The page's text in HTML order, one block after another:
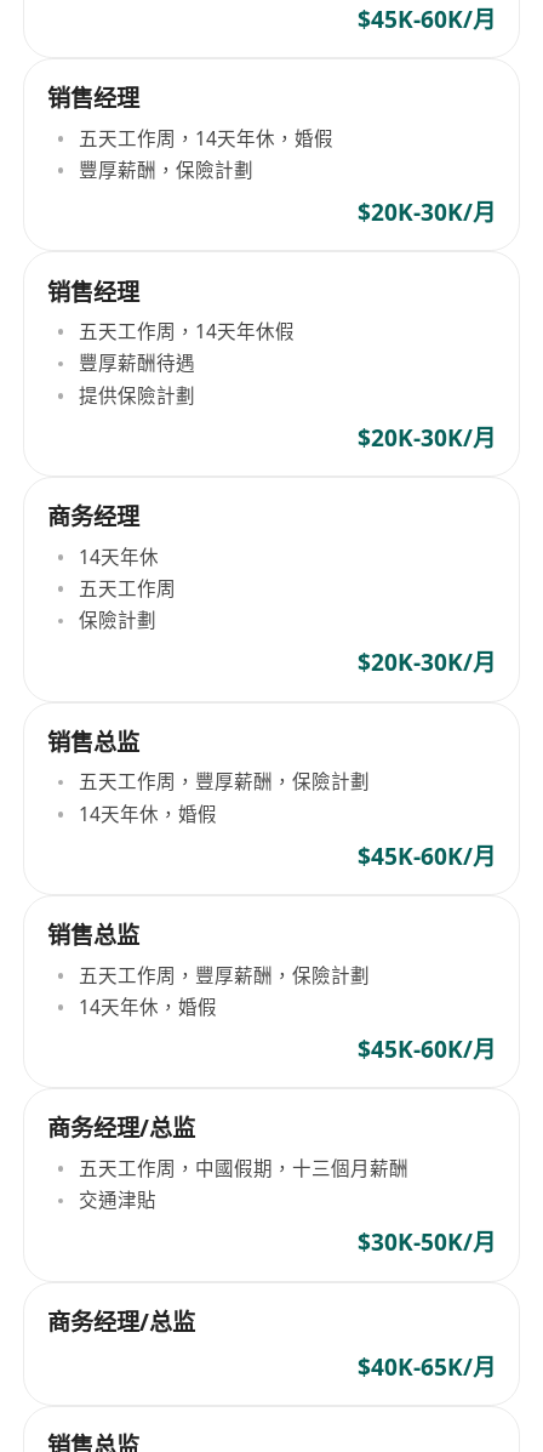
$45K-60K/月
销售经理
五天工作周，14天年休，婚假
豐厚薪酬，保險計劃
$20K-30K/月
销售经理
五天工作周，14天年休假
豐厚薪酬待遇
提供保險計劃
$20K-30K/月
商务经理
14天年休
五天工作周
保險計劃
$20K-30K/月
销售总监
五天工作周，豐厚薪酬，保險計劃
14天年休，婚假
$45K-60K/月
销售总监
五天工作周，豐厚薪酬，保險計劃
14天年休，婚假
$45K-60K/月
商务经理/总监
五天工作周，中國假期，十三個月薪酬
交通津貼
$30K-50K/月
商务经理/总监
$40K-65K/月